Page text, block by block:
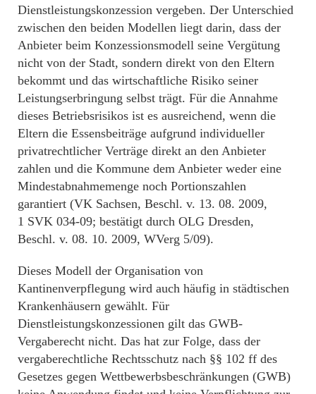
Dienstleistungskonzession vergeben. Der Unterschied
zwischen den beiden Modellen liegt darin, dass der
Anbieter beim Konzessionsmodell seine Vergütung
nicht von der Stadt, sondern direkt von den Eltern
bekommt und das wirtschaftliche Risiko seiner
Leistungserbringung selbst trägt. Für die Annahme
dieses Betriebsrisikos ist es ausreichend, wenn die
Eltern die Essensbeiträge aufgrund individueller
privatrechtlicher Verträge direkt an den Anbieter
zahlen und die Kommune dem Anbieter weder eine
Mindestabnahmemenge noch Portionszahlen
garantiert (VK Sachsen, Beschl. v. 13. 08. 2009,
1 SVK 034-09; bestätigt durch OLG Dresden,
Beschl. v. 08. 10. 2009, WVerg 5/09).
Dieses Modell der Organisation von
Kantinenverpflegung wird auch häufig in städtischen
Krankenhäusern gewählt. Für
Dienstleistungskonzessionen gilt das GWB-
Vergaberecht nicht. Das hat zur Folge, dass der
vergaberechtliche Rechtsschutz nach §§ 102 ff des
Gesetzes gegen Wettbewerbsbeschränkungen (GWB)